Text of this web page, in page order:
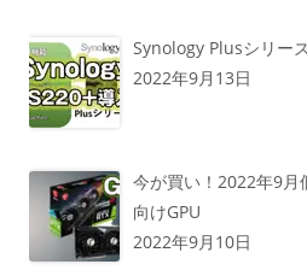
Synology Plusシリー
2022年9月13日
今が買い！2022年9月
向けGPU
2022年9月10日